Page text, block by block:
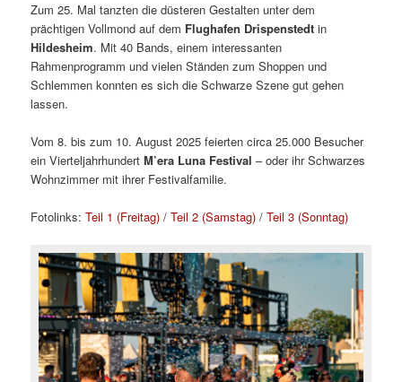
Zum 25. Mal tanzten die düsteren Gestalten unter dem
prächtigen Vollmond auf dem Flughafen Drispenstedt in
Hildesheim. Mit 40 Bands, einem interessanten
Rahmenprogramm und vielen Ständen zum Shoppen und
Schlemmen konnten es sich die Schwarze Szene gut gehen
lassen.
Vom 8. bis zum 10. August 2025 feierten circa 25.000 Besucher
ein VierteljahrhundertM’era Luna Festival – oder ihr Schwarzes
Wohnzimmer mit ihrer Festivalfamilie.
Fotolinks:Teil 1 (Freitag) /Teil 2 (Samstag) /Teil 3 (Sonntag)